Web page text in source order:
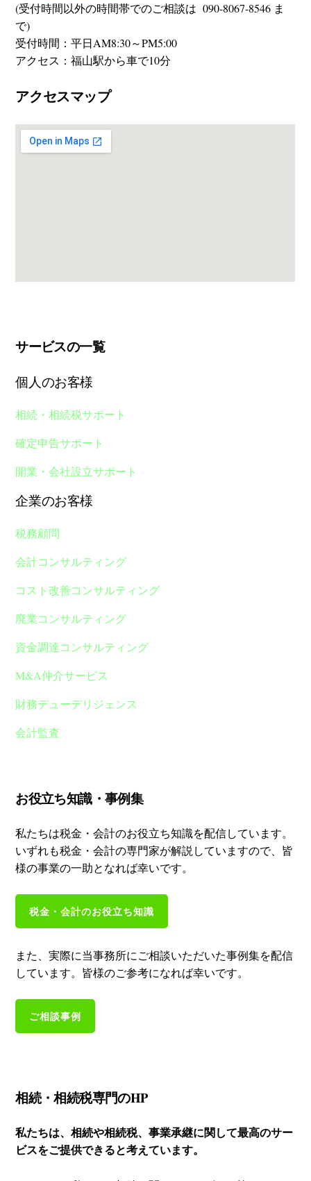
(受付時間以外の時間帯でのご相談は 090-8067-8546 ま
で)
受付時間：平日AM8:30～PM5:00
アクセス：福山駅から車で10分
アクセスマップ
サービスの一覧
個人のお客様
相続・相続税サポート
確定申告サポート
開業・会社設立サポート
企業のお客様
税務顧問
会計コンサルティング
コスト改善コンサルティング
廃業コンサルティング
資金調達コンサルティング
M&A仲介サービス
財務デューデリジェンス
会計監査
お役立ち知識・事例集
私たちは税金・会計のお役立ち知識を配信しています。
いずれも税金・会計の専門家が解説していますので、皆
様の事業の一助となれば幸いです。
税金・会計のお役立ち知識
また、実際に当事務所にご相談いただいた事例集を配信
しています。皆様のご参考になれば幸いです。
ご相談事例
相続・相続税専門のHP
私たちは、相続や相続税、事業承継に関して最高のサー
ビスをご提供できると考えています。